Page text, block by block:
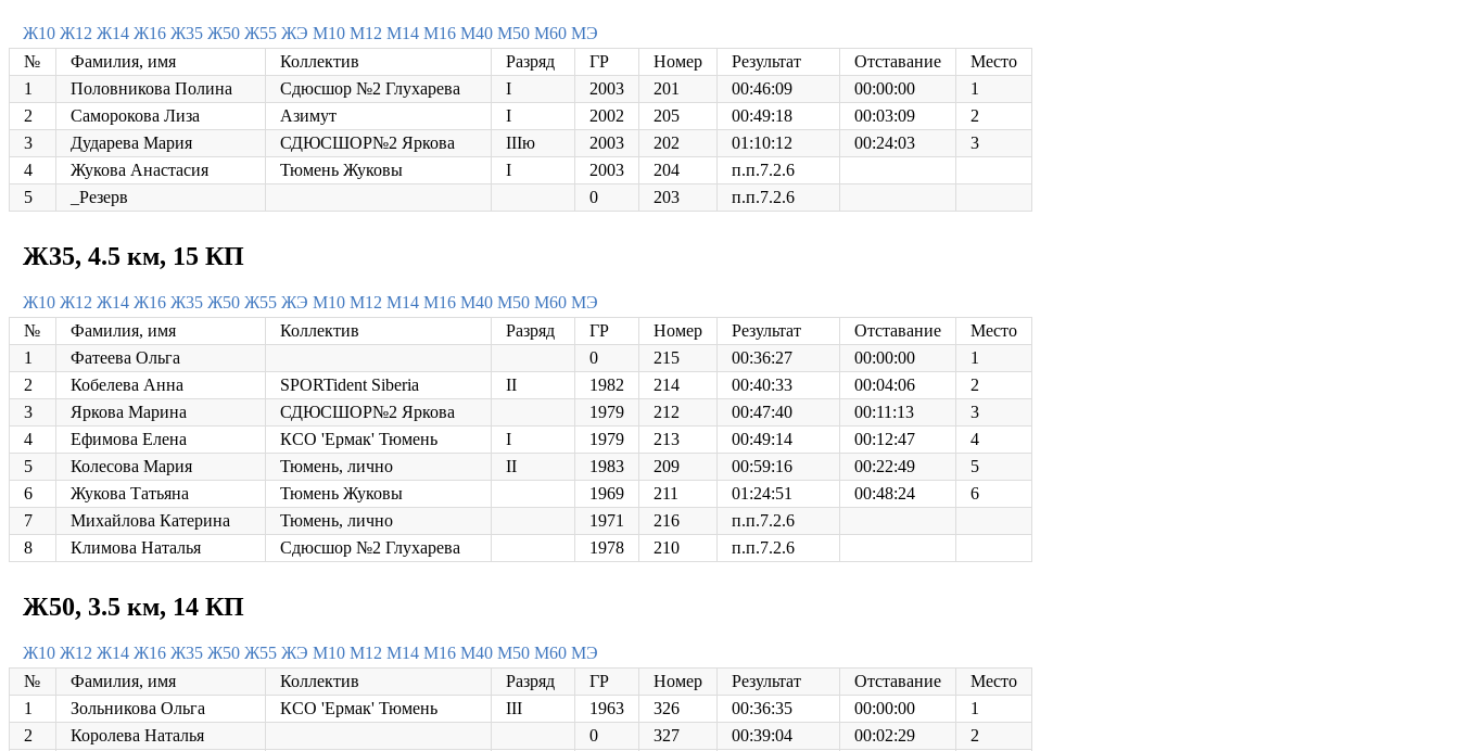
Ж10 Ж12 Ж14 Ж16 Ж35 Ж50 Ж55 ЖЭ М10 М12 М14 М16 М40 М50 М60 МЭ
№
Фамилия, имя Коллектив Разряд ГР Номер Результат Отставание
Место
1
Половникова Полина Сдюсшор №2 Глухарева I 2003 201 00:46:09 00:00:00
1
2
Саморокова Лиза Азимут I 2002 205 00:49:18 00:03:09
2
3
Дударева Мария СДЮСШОР№2 Яркова IIIю 2003 202 01:10:12 00:24:03
3
4
Жукова Анастасия Тюмень Жуковы I 2003 204
п.п.7.2.6
5
_Резерв 0 203 п.п.7.2.6
Ж35, 4.5 км, 15 КП
Ж10 Ж12 Ж14 Ж16 Ж35 Ж50 Ж55 ЖЭ М10 М12 М14 М16 М40 М50 М60 МЭ
№
Фамилия, имя Коллектив Разряд ГР Номер Результат Отставание
Место
1
Фатеева Ольга 0 215 00:36:27 00:00:00
1
2
Кобелева Анна SPORTident Siberia II 1982 214 00:40:33 00:04:06
2
3
Яркова Марина СДЮСШОР№2 Яркова 1979 212 00:47:40 00:11:13
3
4
Ефимова Елена КСО 'Ермак' Тюмень I 1979 213 00:49:14 00:12:47
4
5
Колесова Мария Тюмень, лично II 1983 209 00:59:16 00:22:49
5
6
Жукова Татьяна Тюмень Жуковы 1969 211 01:24:51 00:48:24
6
7
Михайлова Катерина Тюмень, лично 1971 216
п.п.7.2.6
8
Климова Наталья Сдюсшор №2 Глухарева 1978 210 п.п.7.2.6
Ж50, 3.5 км, 14 КП
Ж10 Ж12 Ж14 Ж16 Ж35 Ж50 Ж55 ЖЭ М10 М12 М14 М16 М40 М50 М60 МЭ
№
Фамилия, имя Коллектив Разряд ГР Номер Результат Отставание
Место
1
Зольникова Ольга КСО 'Ермак' Тюмень III 1963 326 00:36:35 00:00:00
1
2
Королева Наталья 0 327 00:39:04 00:02:29
2